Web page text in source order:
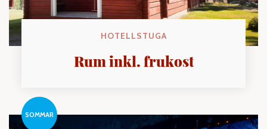
HOTELLSTUGA
Rum inkl. frukost
SOMMAR